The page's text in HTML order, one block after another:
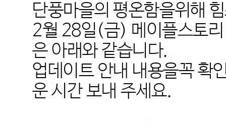
단풍마을의 평온함을위해
2월 28일(금) 메이플스토
은 아래와 같습니다.
업데이트 안내 내용을꼭 확
운 시간 보내 주세요.